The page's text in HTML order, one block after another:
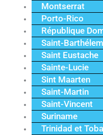
Montserrat
Porto-Rico
République
Saint-
Saint Eustache
Sainte-Lucie
Sint Maarten
Saint-Martin
Saint-Vincent
Suriname
Trinidad et